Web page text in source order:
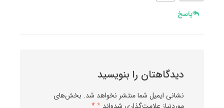
پاسخ
دیدگاهتان را بنویسید
نشانی ایمیل شما منتشر نخواهد شد. بخش‌های